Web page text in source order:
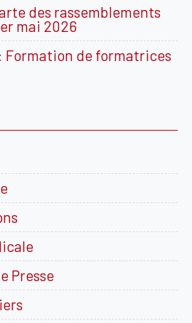
des rassemblements
mai 2026
Formation de formatrices
Presse